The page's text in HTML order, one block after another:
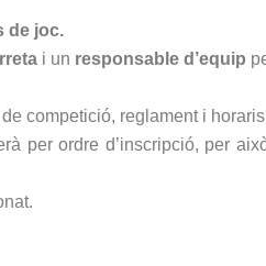
de joc.
i un responsable d’equip
competició, reglament i
per ordre d’inscripció, per